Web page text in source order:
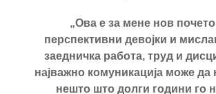
„Ова е за мене нов
перспективни девојки и
заедничка работа, труд и
најважно комуникација може
нешто што долги години го